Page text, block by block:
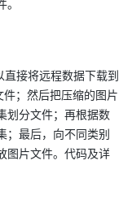
接将远程数据下载到
；然后把压缩的图片
划分文件；再根据数
；最后，向不同类别
图片文件。代码及详